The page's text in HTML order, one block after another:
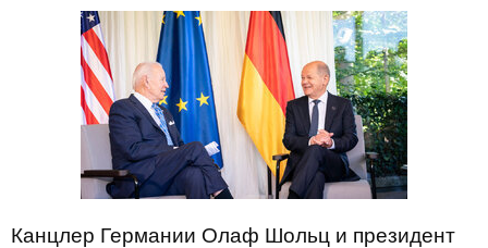
Канцлер Германии Олаф Шольц и президент